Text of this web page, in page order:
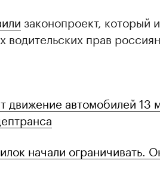
законопроект, который
водительских прав россиян.
движение автомобилей 13
начали ограничивать.